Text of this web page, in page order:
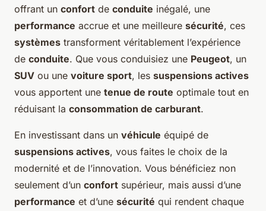
offrant un confort de conduite inégalé, une
performance accrue et une meilleure sécurité, ces
systèmes transforment véritablement l’expérience
de conduite. Que vous conduisiez une Peugeot, un
SUV ou une voiture sport, les suspensions actives
vous apportent une tenue de route optimale tout en
réduisant la consommation de carburant.
En investissant dans un véhicule équipé de
suspensions actives, vous faites le choix de la
modernité et de l’innovation. Vous bénéficiez non
seulement d’un confort supérieur, mais aussi d’une
performance et d’une sécurité qui rendent chaque